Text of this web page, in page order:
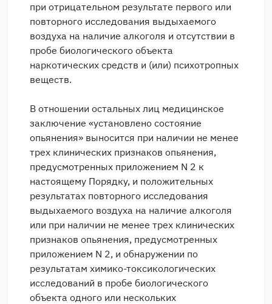
при отрицательном результате первого или
повторного исследования выдыхаемого
воздуха на наличие алкоголя и отсутствии в
пробе биологического объекта
наркотических средств и (или) психотропных
веществ.
В отношении остальных лиц медицинское
заключение «установлено состояние
опьянения» выносится при наличии не менее
трех клинических признаков опьянения,
предусмотренных приложением N 2 к
настоящему Порядку, и положительных
результатах повторного исследования
выдыхаемого воздуха на наличие алкоголя
или при наличии не менее трех клинических
признаков опьянения, предусмотренных
приложением N 2, и обнаружении по
результатам химико-токсикологических
исследований в пробе биологического
объекта одного или нескольких